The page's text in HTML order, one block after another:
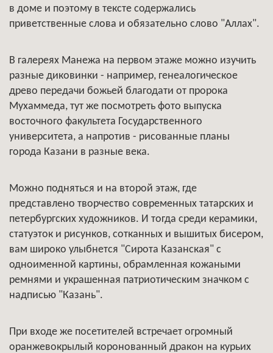
в доме и поэтому в тексте содержались
приветственные слова и обязательно слово "Аллах".
В галереях Манежа на первом этаже можно изучить
разные диковинки - например, генеалогическое
древо передачи божьей благодати от пророка
Мухаммеда, тут же посмотреть фото выпуска
восточного факультета Государственного
университета, а напротив - рисованные планы
города Казани в разные века.
Можно подняться и на второй этаж, где
представлено творчество современных татарских и
петербургских художников. И тогда среди керамики,
статуэток и рисунков, сотканных и вышитых бисером,
вам широко улыбнется "Сирота Казанская" с
одноименной картины, обрамленная кожаными
ремнями и украшенная патриотическим значком с
надписью "Казань".
При входе же посетителей встречает огромный
оранжевокрылый коронованный дракон на курьих